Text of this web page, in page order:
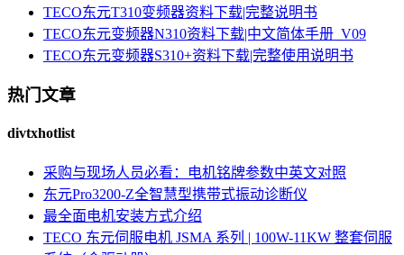
TECO东元T310变频器资料下载|完整说明书
TECO东元变频器N310资料下载|中文简体手册_V09
TECO东元变频器S310+资料下载|完整使用说明书
热门文章
divtxhotlist
采购与现场人员必看：电机铭牌参数中英文对照
东元Pro3200-Z全智慧型携带式振动诊断仪
最全面电机安装方式介绍
TECO 东元伺服电机 JSMA 系列 | 100W-11KW 整套伺服